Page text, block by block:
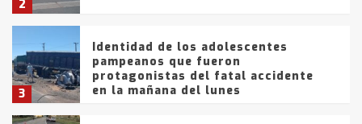
2
3
Identidad de los adolescentes
pampeanos que fueron
protagonistas del fatal accidente
en la mañana del lunes